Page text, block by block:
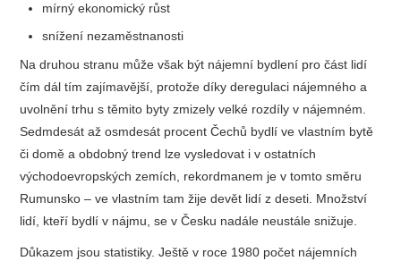
mírný ekonomický růst
snížení nezaměstnanosti
Na druhou stranu může však být nájemní bydlení pro část lidí
čím dál tím zajímavější, protože díky deregulaci nájemného a
uvolnění trhu s těmito byty zmizely velké rozdíly v nájemném.
Sedmdesát až osmdesát procent Čechů bydlí ve vlastním bytě
či domě a obdobný trend lze vysledovat i v ostatních
východoevropských zemích, rekordmanem je v tomto směru
Rumunsko – ve vlastním tam žije devět lidí z deseti. Množství
lidí, kteří bydlí v nájmu, se v Česku nadále neustále snižuje.
Důkazem jsou statistiky. Ještě v roce 1980 počet nájemních